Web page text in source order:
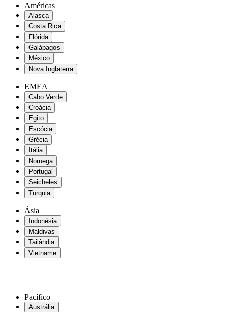
Américas
Alasca
Costa Rica
Flórida
Galápagos
México
Nova Inglaterra
EMEA
Cabo Verde
Croácia
Egito
Escócia
Grécia
Itália
Noruega
Portugal
Seicheles
Turquia
Ásia
Indonésia
Maldivas
Tailândia
Vietname
Pacífico
Austrália